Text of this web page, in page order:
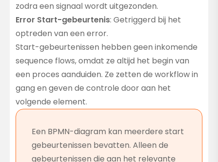
zodra een signaal wordt uitgezonden.
Error Start-gebeurtenis: Getriggerd bij het
optreden van een error.
Start-gebeurtenissen hebben geen inkomende
sequence flows, omdat ze altijd het begin van
een proces aanduiden. Ze zetten de workflow in
gang en geven de controle door aan het
volgende element.
Een BPMN-diagram kan meerdere start
gebeurtenissen bevatten. Alleen de
gebeurtenissen die aan het relevante